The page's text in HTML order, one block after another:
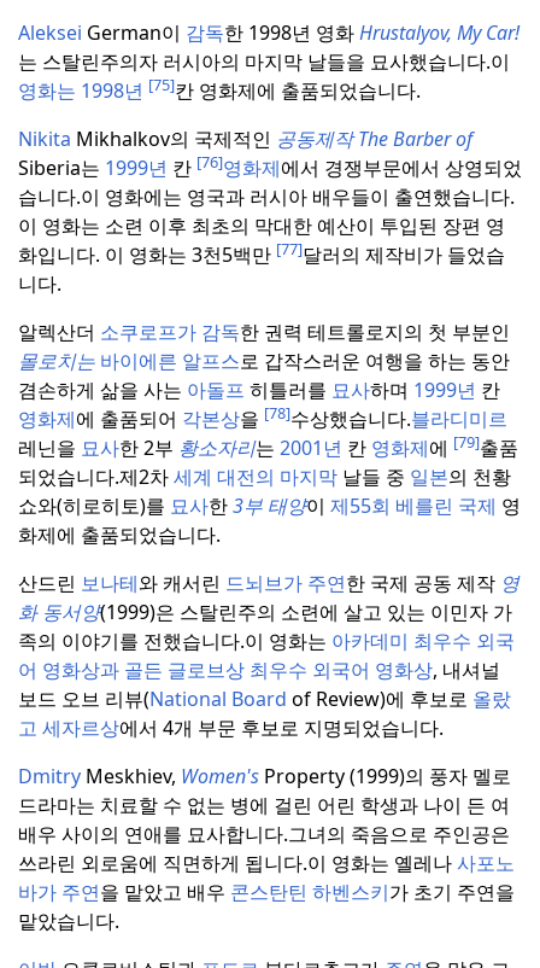
Aleksei German이 감독한 1998년 영화Hrustalyov, My Car!
는 스탈린주의자 러시아의 마지막 날들을 묘사했습니다.이
영화는 1998년 [75]칸 영화제에 출품되었습니다.
Nikita Mikhalkov의 국제적인 공동제작 The Barber of
Siberia는 1999년 칸 [76]영화제에서 경쟁부문에서 상영되었
습니다.이 영화에는 영국과 러시아 배우들이 출연했습니다.
이 영화는 소련 이후 최초의 막대한 예산이 투입된 장편 영
화입니다. 이 영화는 3천5백만 [77]달러의 제작비가 들었습
니다.
알렉산더 소쿠로프가 감독한 권력 테트롤로지의 첫 부분인
몰로치는 바이에른 알프스로 갑작스러운 여행을 하는 동안
겸손하게 삶을 사는 아돌프 히틀러를 묘사하며 1999년 칸
영화제에 출품되어 각본상을 [78]수상했습니다.블라디미르
레닌을 묘사한 2부 황소자리는 2001년 칸 영화제에 [79]출품
되었습니다.제2차세계 대전의 마지막 날들 중 일본의 천황
쇼와(히로히토)를 묘사한3부 태양이 제55회 베를린 국제 영
화제에 출품되었습니다.
산드린 보나테와 캐서린 드뇌브가 주연한 국제 공동 제작 영
화 동서양(1999)은 스탈린주의 소련에 살고 있는 이민자 가
족의 이야기를 전했습니다.이 영화는 아카데미 최우수 외국
어 영화상과 골든 글로브상 최우수 외국어 영화상, 내셔널
보드 오브 리뷰(National Board of Review)에 후보로 올랐
고 세자르상에서 4개 부문 후보로 지명되었습니다.
Dmitry Meskhiev, Women's Property (1999)의 풍자 멜로
드라마는 치료할 수 없는 병에 걸린 어린 학생과 나이 든 여
배우 사이의 연애를 묘사합니다.그녀의 죽음으로 주인공은
쓰라린 외로움에 직면하게 됩니다.이 영화는 옐레나사포노
바가 주연을 맡았고 배우 콘스탄틴 하벤스키가 초기 주연을
맡았습니다.